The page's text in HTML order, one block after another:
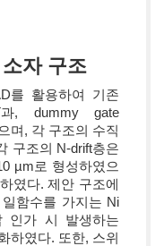
자 구조
를 활용하여 기존
과, dummy gate
며, 각 구조의 수직
구조의 N-drift층은
µm로 형성하였으
였다. 제안 구조에
함수를 가지는 Ni
인가 시 발생하는
하였다. 또한, 스위